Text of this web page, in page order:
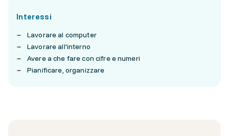
Interessi
Lavorare al computer
Lavorare all'interno
Avere a che fare con cifre e numeri
Pianificare, organizzare